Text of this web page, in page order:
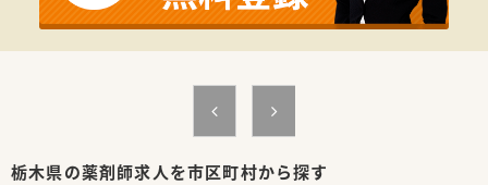
栃木県の薬剤師求人を市区町村から探す